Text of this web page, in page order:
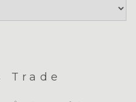
Trade